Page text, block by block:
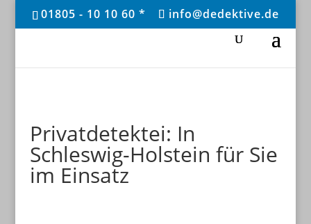
01805 - 10 10 60 * info@dedektive.de
Privatdetektei: In
Schleswig-Holstein für Sie
im Einsatz